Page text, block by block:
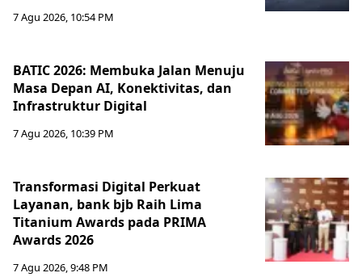
7 Agu 2026, 10:54 PM
BATIC 2026: Membuka Jalan Menuju
Masa Depan AI, Konektivitas, dan
Infrastruktur Digital
7 Agu 2026, 10:39 PM
Transformasi Digital Perkuat
Layanan, bank bjb Raih Lima
Titanium Awards pada PRIMA
Awards 2026
7 Agu 2026, 9:48 PM